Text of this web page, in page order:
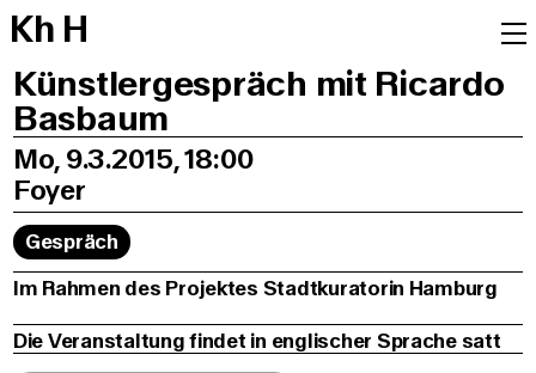
Kh H
Künstlergespräch mit Ricardo
Basbaum
Mo, 9.3.2015, 18:00
Foyer
Gespräch
Im Rahmen des Projektes Stadtkuratorin Hamburg
Die Veranstaltung findet in englischer Sprache satt